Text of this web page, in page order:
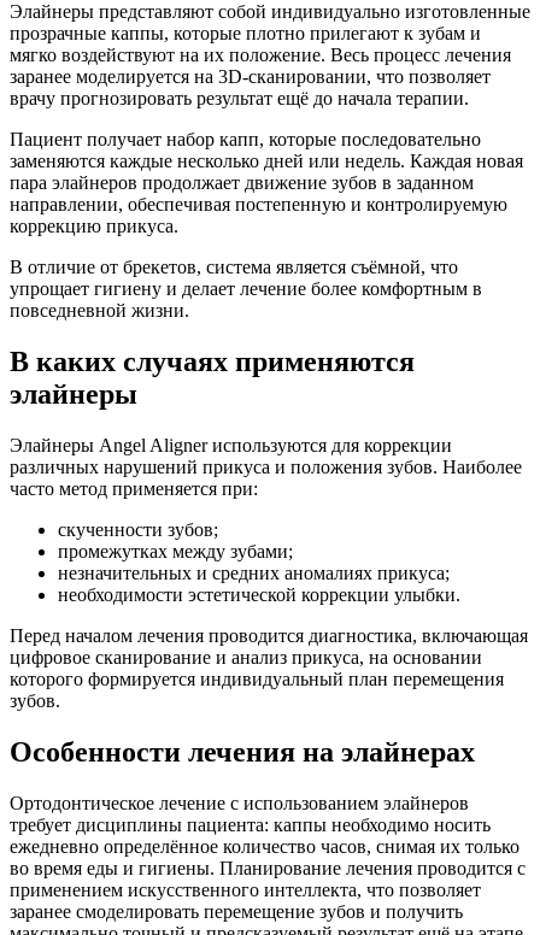
Элайнеры представляют собой индивидуально изготовленные
прозрачные каппы, которые плотно прилегают к зубам и
мягко воздействуют на их положение. Весь процесс лечения
заранее моделируется на 3D-сканировании, что позволяет
врачу прогнозировать результат ещё до начала терапии.
Пациент получает набор капп, которые последовательно
заменяются каждые несколько дней или недель. Каждая новая
пара элайнеров продолжает движение зубов в заданном
направлении, обеспечивая постепенную и контролируемую
коррекцию прикуса.
В отличие от брекетов, система является съёмной, что
упрощает гигиену и делает лечение более комфортным в
повседневной жизни.
В каких случаях применяются
элайнеры
Элайнеры Angel Aligner используются для коррекции
различных нарушений прикуса и положения зубов. Наиболее
часто метод применяется при:
скученности зубов;
промежутках между зубами;
незначительных и средних аномалиях прикуса;
необходимости эстетической коррекции улыбки.
Перед началом лечения проводится диагностика, включающая
цифровое сканирование и анализ прикуса, на основании
которого формируется индивидуальный план перемещения
зубов.
Особенности лечения на элайнерах
Ортодонтическое лечение с использованием элайнеров
требует дисциплины пациента: каппы необходимо носить
ежедневно определённое количество часов, снимая их только
во время еды и гигиены. Планирование лечения проводится с
применением искусственного интеллекта, что позволяет
заранее смоделировать перемещение зубов и получить